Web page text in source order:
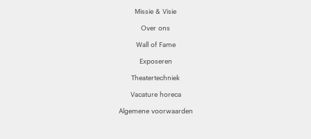
Missie & Visie
Over ons
Wall of Fame
Exposeren
Theatertechniek
Vacature horeca
Algemene voorwaarden